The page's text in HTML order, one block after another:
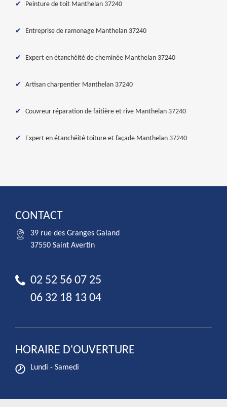
Peinture de toit Manthelan 37240
Entreprise de ramonage Manthelan 37240
Expert en étanchéité de cheminée Manthelan 37240
Artisan charpentier Manthelan 37240
Couvreur réparation de faitière et rive Manthelan 37240
Expert en étanchéité toiture et façade Manthelan 37240
CONTACT
39 rue des Granges Galand
37550 Saint Avertin
02 52 56 07 25
06 32 18 13 04
HORAIRE D'OUVERTURE
Lundi - Samedi